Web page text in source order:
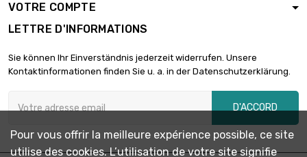
VOTRE COMPTE
LETTRE D'INFORMATIONS
Sie können Ihr Einverständnis jederzeit widerrufen. Unsere
Kontaktinformationen finden Sie u. a. in der Datenschutzerklärung.
D'ACCORD
Pour vous offrir la meilleure expérience possible, ce site
utilise des cookies. L’utilisation de votre site signifie